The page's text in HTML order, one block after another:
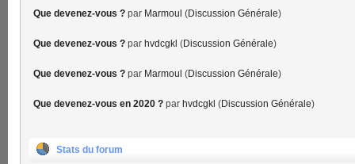
Que devenez-vous ? par Marmoul (Discussion Générale)
Que devenez-vous ? par hvdcgkl (Discussion Générale)
Que devenez-vous ? par Marmoul (Discussion Générale)
Que devenez-vous en 2020 ? par hvdcgkl (Discussion Générale)
Stats du forum